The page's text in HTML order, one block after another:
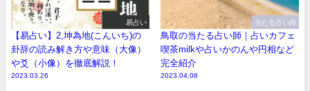
易占い
【易占い】2,坤為地(こんいち)の
卦辞の読み解き方や意味（大像）
や爻（小像）を徹底解説！
2023.03.26
当たる占い師
鳥取の当たる占い師｜占いカフェ
喫茶milkや占いかのんや円相など
完全紹介
2023.04.08